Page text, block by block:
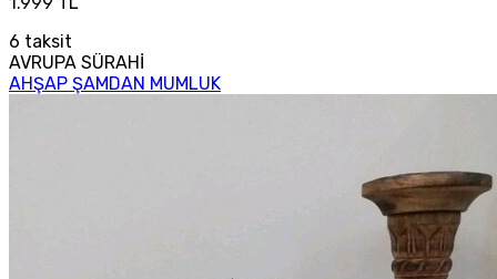
6 taksit
AVRUPA SÜRAHİ
AHŞAP ŞAMDAN MUMLUK